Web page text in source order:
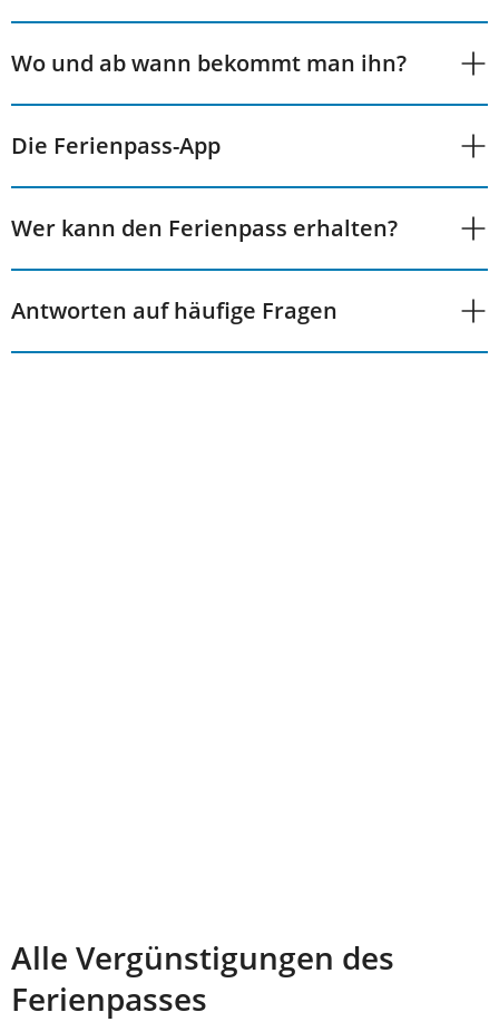
Wo und ab wann bekommt man ihn?
Die Ferienpass-App
Wer kann den Ferienpass erhalten?
Antworten auf häufige Fragen
Alle Vergünstigungen des
Ferienpasses